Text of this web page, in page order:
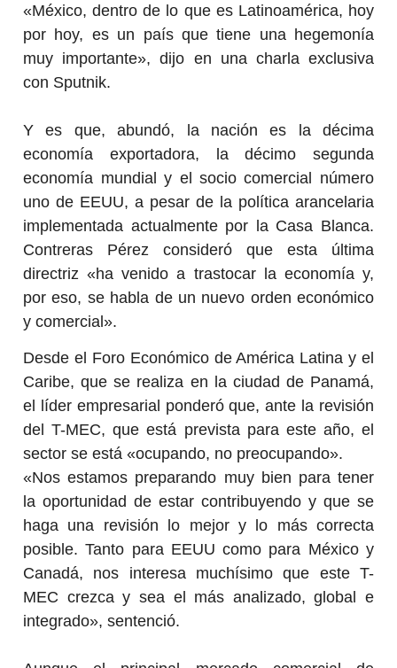
«México, dentro de lo que es Latinoamérica, hoy
por hoy, es un país que tiene una hegemonía
muy importante», dijo en una charla exclusiva
con Sputnik.
Y es que, abundó, la nación es la décima
economía exportadora, la décimo segunda
economía mundial y el socio comercial número
uno de EEUU, a pesar de la política arancelaria
implementada actualmente por la Casa Blanca.
Contreras Pérez consideró que esta última
directriz «ha venido a trastocar la economía y,
por eso, se habla de un nuevo orden económico
y comercial».
Desde el Foro Económico de América Latina y el
Caribe, que se realiza en la ciudad de Panamá,
el líder empresarial ponderó que, ante la revisión
del T-MEC, que está prevista para este año, el
sector se está «ocupando, no preocupando».
«Nos estamos preparando muy bien para tener
la oportunidad de estar contribuyendo y que se
haga una revisión lo mejor y lo más correcta
posible. Tanto para EEUU como para México y
Canadá, nos interesa muchísimo que este T-
MEC crezca y sea el más analizado, global e
integrado», sentenció.